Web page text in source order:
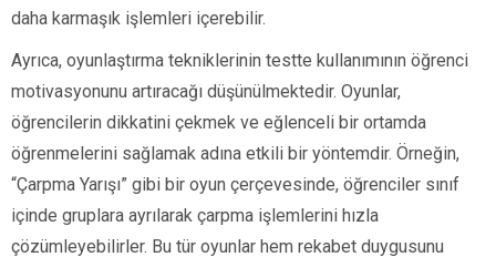
daha karmaşık işlemleri içerebilir.
Ayrıca, oyunlaştırma tekniklerinin testte kullanımının öğrenci
motivasyonunu artıracağı düşünülmektedir. Oyunlar,
öğrencilerin dikkatini çekmek ve eğlenceli bir ortamda
öğrenmelerini sağlamak adına etkili bir yöntemdir. Örneğin,
“Çarpma Yarışı” gibi bir oyun çerçevesinde, öğrenciler sınıf
içinde gruplara ayrılarak çarpma işlemlerini hızla
çözümleyebilirler. Bu tür oyunlar hem rekabet duygusunu